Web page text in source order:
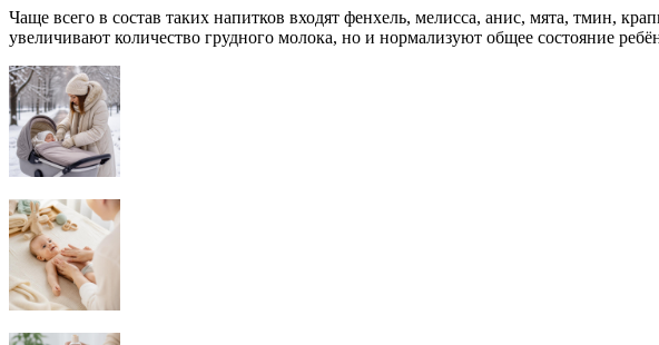
Чаще всего в состав таких напитков входят фенхель, мелисса, анис, мята, тмин,
увеличивают количество грудного молока, но и нормализуют общее состояние